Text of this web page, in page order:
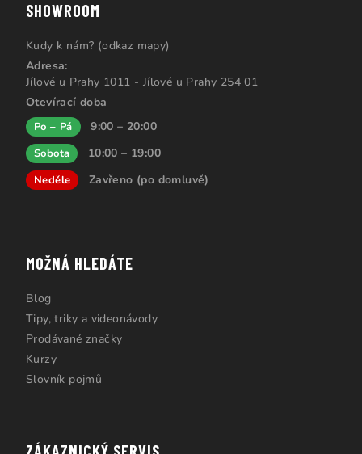
SHOWROOM
Kudy k nám? (odkaz mapy)
Adresa:
Jílové u Prahy 1011 - Jílové u Prahy 254 01
Otevírací doba
Po – Pá 9:00 – 20:00
Sobota 10:00 – 19:00
Neděle Zavřeno (po domluvě)
MOŽNÁ HLEDÁTE
Blog
Tipy, triky a videonávody
Prodávané značky
Kurzy
Slovník pojmů